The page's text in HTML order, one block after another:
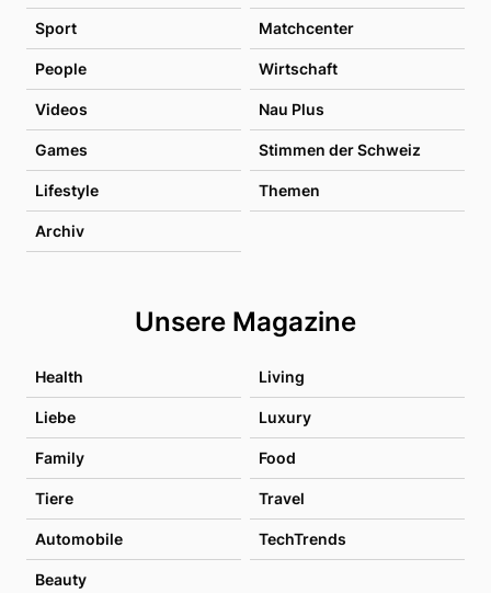
Sport Matchcenter
People Wirtschaft
Videos Nau Plus
Games Stimmen der Schweiz
Lifestyle Themen
Archiv
Unsere Magazine
Health Living
Liebe Luxury
Family Food
Tiere Travel
Automobile TechTrends
Beauty